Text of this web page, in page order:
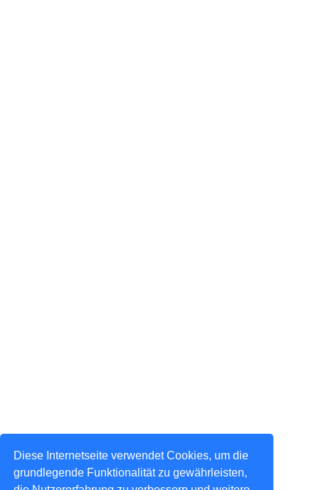
Diese Internetseite verwendet Cookies, um die
grundlegende Funktionalität zu gewährleisten,